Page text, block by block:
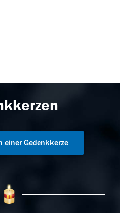
einer Gedenkkerze